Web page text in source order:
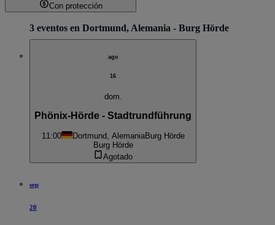
Con protección
3 eventos en Dortmund, Alemania - Burg Hörde
ago
16
dom.
Phönix-Hörde - Stadtrundführung
11:00 Dortmund, AlemaniaBurg Hörde
Burg Hörde
Agotado
sep
20